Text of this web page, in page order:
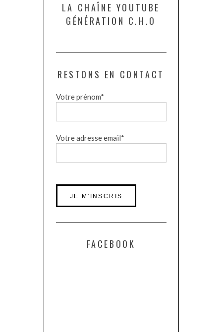
LA CHAÎNE YOUTUBE
GÉNÉRATION C.H.O
RESTONS EN CONTACT
Votre prénom*
Votre adresse email*
FACEBOOK